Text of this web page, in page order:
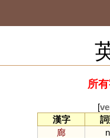
所
[
漢字
廊